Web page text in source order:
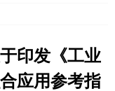
印发《工业
应用参考指